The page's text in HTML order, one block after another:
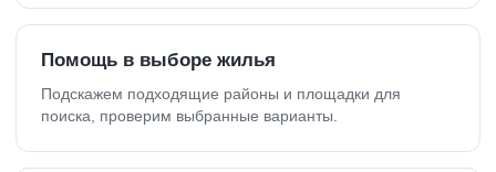
Помощь в выборе жилья
Подскажем подходящие районы и площадки для
поиска, проверим выбранные варианты.